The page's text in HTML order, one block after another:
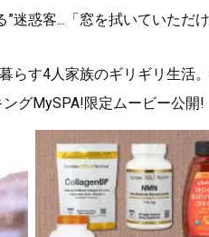
迷惑客...「窓を拭いていただ
らす4人家族のギリギリ生活
グMySPA!限定ムービー公開!